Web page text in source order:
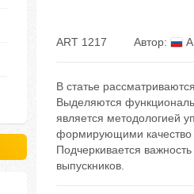
ART 1217 Автор:
В статье
Выделяются
является методологией
формирующими качество
Подчеркивается
выпускников.